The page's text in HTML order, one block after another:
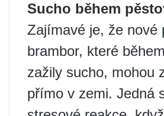
Sucho během
Zajímavé je, že nové
brambor, které
zažily sucho, mohou
přímo v zemi. Jedná